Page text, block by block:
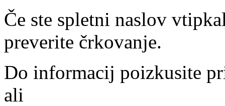
Če ste spletni naslov
preverite črkovanje.
Do informacij poizkusite
ali